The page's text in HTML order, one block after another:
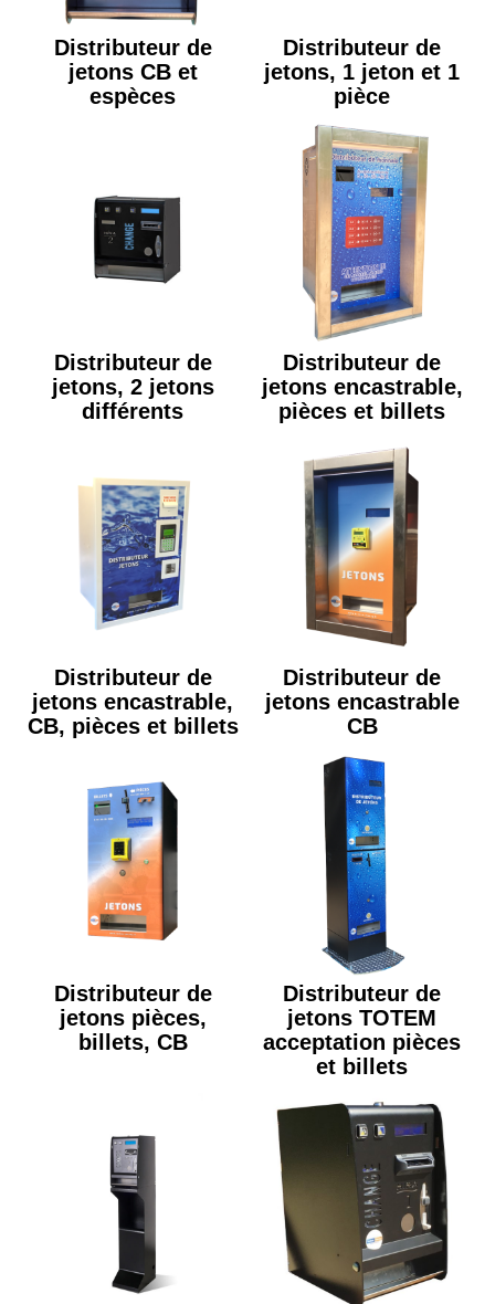
Distributeur de
jetons CB et
espèces
Distributeur de
jetons, 1 jeton et 1
pièce
Distributeur de
jetons, 2 jetons
différents
Distributeur de
jetons encastrable,
pièces et billets
Distributeur de
jetons encastrable,
CB, pièces et billets
Distributeur de
jetons encastrable
CB
Distributeur de
jetons pièces,
billets, CB
Distributeur de
jetons TOTEM
acceptation pièces
et billets